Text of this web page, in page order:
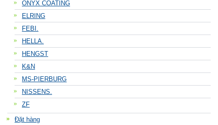
ONYX COATING
ELRING
FEBI.
HELLA.
HENGST
K&N
MS-PIERBURG
NISSENS.
ZF
Đặt hàng